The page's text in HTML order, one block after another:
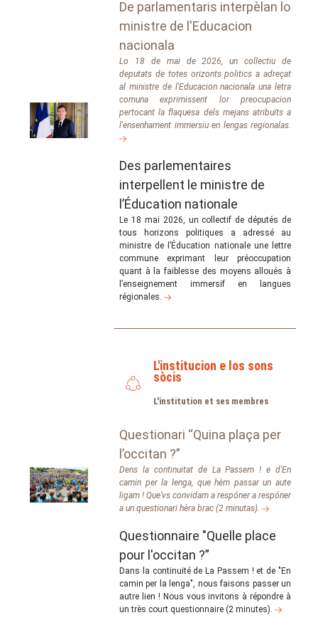
De parlamentaris interpèlan lo
ministre de l'Educacion
nacionala
Lo 18 de mai de 2026, un collectiu de
deputats de totes orizonts politics a adreçat
al ministre de l'Educacion nacionala una letra
comuna exprimissent lor preocupacion
pertocant la flaquesa dels mejans atribuïts a
l'ensenhament immersiu en lengas regionalas.
Des parlementaires
interpellent le ministre de
l’Éducation nationale
Le 18 mai 2026, un collectif de députés de
tous horizons politiques a adressé au
ministre de l’Éducation nationale une lettre
commune exprimant leur préoccupation
quant à la faiblesse des moyens alloués à
l’enseignement immersif en langues
régionales.
L'institucion e los sons
sòcis
L'institution et ses membres
Questionari “Quina plaça per
l’occitan ?”
Dens la continuitat de La Passem ! e d'En
camin per la lenga, que hèm passar un aute
ligam ! Que’vs convidam a respóner a respóner
a un questionari hèra brac (2 minutas).
Questionnaire "Quelle place
pour l'occitan ?”
Dans la continuité de La Passem ! et de "En
camin per la lenga", nous faisons passer un
autre lien ! Nous vous invitons à répondre à
un très court questionnaire (2 minutes).